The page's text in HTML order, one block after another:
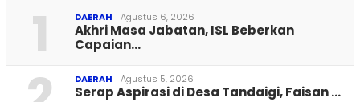
1 DAERAH Agustus 6, 2026
Akhri Masa Jabatan, ISL Beberkan
Capaian…
DAERAH Agustus 5, 2026
Serap Aspirasi di Desa Tandaigi, Faisan …